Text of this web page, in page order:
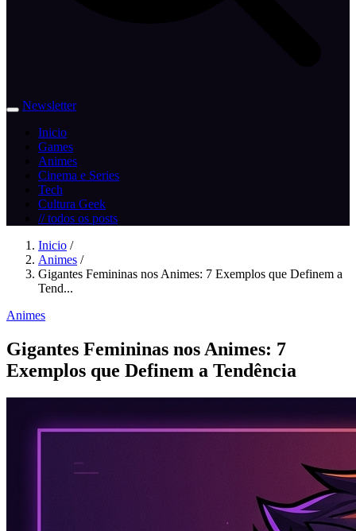
Newsletter
Inicio
Games
Animes
Cinema e Series
Tech
Cultura Geek
// todos os posts
Inicio /
Animes /
Gigantes Femininas nos Animes: 7 Exemplos que Definem a
Tend...
Animes
Gigantes Femininas nos Animes: 7
Exemplos que Definem a Tendência